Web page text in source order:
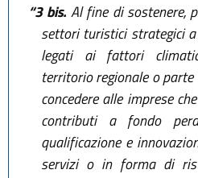
“3 bis.Al fine di sostenere,
settori turistici strategici
legati ai fattori
territorio regionale o parte
concedere alle imprese
contributi a fondo
qualificazione e
servizi o in forma di